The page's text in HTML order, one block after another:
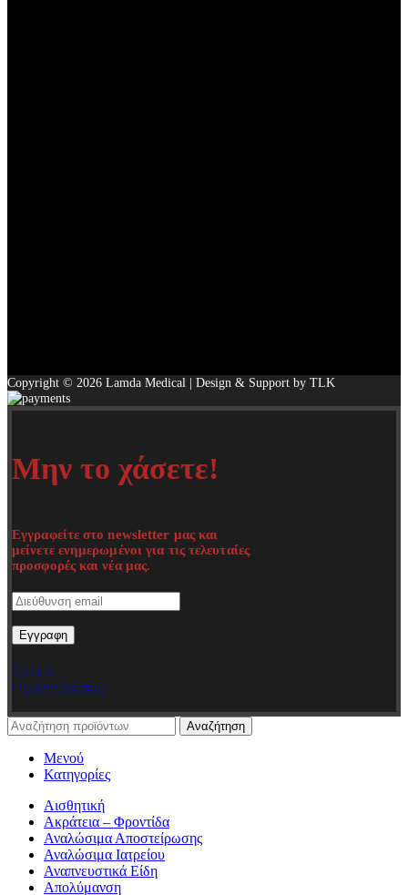
Copyright © 2026 Lamda Medical | Design & Support by TLK
Μην το χάσετε!
Εγγραφείτε στο newsletter μας και
μείνετε ενημερωμένοι για τις τελευταίες
προσφορές και νέα μας.
Όροι &
Προϋποθέσεις
Αναζήτηση
Μενού
Κατηγορίες
Αισθητική
Ακράτεια – Φροντίδα
Αναλώσιμα Αποστείρωσης
Αναλώσιμα Ιατρείου
Αναπνευστικά Είδη
Απολύμανση